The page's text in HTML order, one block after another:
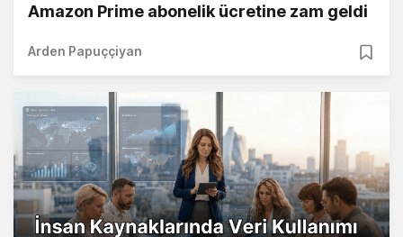
Amazon Prime abonelik ücretine zam geldi
Arden Papuççiyan